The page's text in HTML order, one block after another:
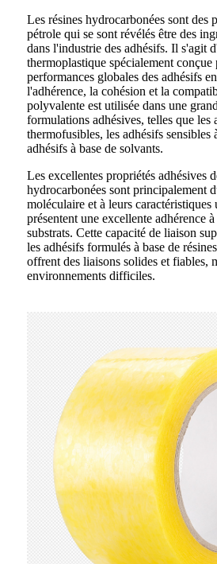
Les résines hydrocarbonées sont des
pétrole qui se sont révélés être des
dans l'industrie des adhésifs. Il s'agit
thermoplastique spécialement
performances globales des adhésifs
l'adhérence, la cohésion et la
polyvalente est utilisée dans une
formulations adhésives, telles que les
thermofusibles, les adhésifs sensibles
adhésifs à base de solvants.
Les excellentes propriétés adhésives
hydrocarbonées sont principalement
moléculaire et à leurs caractéristiques
présentent une excellente adhérence
substrats. Cette capacité de liaison
les adhésifs formulés à base de
offrent des liaisons solides et fiables,
environnements difficiles.